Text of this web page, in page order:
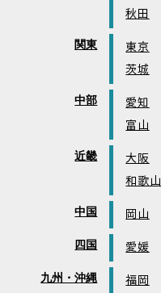
秋田
関東 東京
茨城
中部 愛知
富山
近畿 大阪
和歌山
中国 岡山
四国 愛媛
九州・沖縄 福岡